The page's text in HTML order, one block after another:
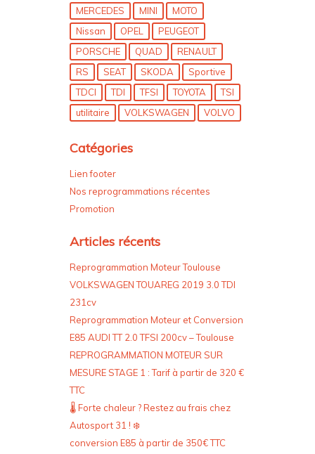
MERCEDES
MINI
MOTO
Nissan
OPEL
PEUGEOT
PORSCHE
QUAD
RENAULT
RS
SEAT SKODA
Sportive
TDCI
TDI TFSI TOYOTA
TSI
utilitaire
VOLKSWAGEN VOLVO
Catégories
Lien footer
Nos reprogrammations récentes
Promotion
Articles récents
Reprogrammation Moteur Toulouse
VOLKSWAGEN TOUAREG 2019 3.0 TDI
231cv
Reprogrammation Moteur et Conversion
E85 AUDI TT 2.0 TFSI 200cv – Toulouse
REPROGRAMMATION MOTEUR SUR
MESURE STAGE 1 : Tarif à partir de 320 €
TTC
🌡️ Forte chaleur ? Restez au frais chez
Autosport 31 ! ❄️
conversion E85 à partir de 350€ TTC